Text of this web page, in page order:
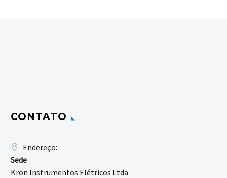
CONTATO
Endereço:
Sede
Kron Instrumentos Elétricos Ltda